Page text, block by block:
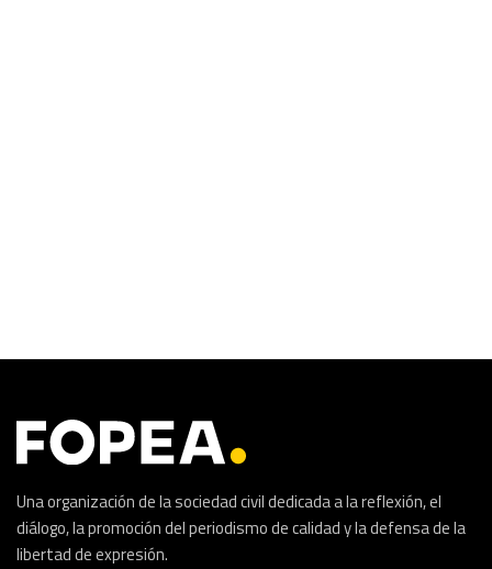
Una organización de la sociedad civil dedicada a la reflexión, el
diálogo, la promoción del periodismo de calidad y la defensa de la
libertad de expresión.